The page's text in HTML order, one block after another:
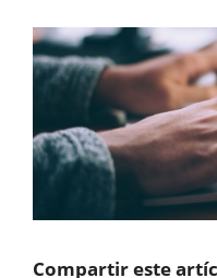
Compartir este